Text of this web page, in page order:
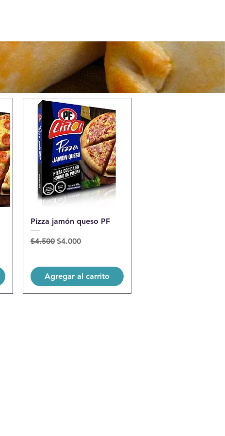
Pizza jamón queso PF
Precio
$4.500 Precio de oferta
$4.000
Agregar al carrito